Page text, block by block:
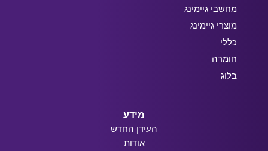
מחשבי גיימינג
מוצרי גיימינג
כללי
חומרה
בלוג
מידע
העידן החדש
אודות